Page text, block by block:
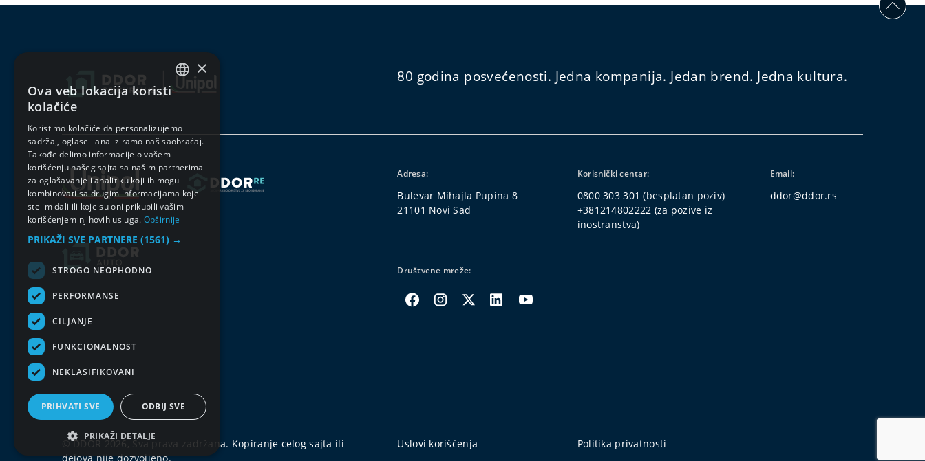
80 godina posvećenosti. Jedna kompanija. Jedan brend. Jedna kultura.
Adresa:
Bulevar Mihajla Pupina 8
21101 Novi Sad
Korisnički centar:
0800 303 301 (besplatan poziv)
+381214802222 (za pozive iz
inostranstva)
Email:
ddor@ddor.rs
Društvene mreže:
© DDOR 2026, Sva prava zadržana. Kopiranje celog sajta ili
delova nije dozvoljeno.
Uslovi korišćenja Politika privatnosti
SERBIAN
×
Ova veb lokacija koristi
kolačiće
Koristimo kolačiće da personalizujemo
sadržaj, oglase i analiziramo naš saobraćaj.
Takođe delimo informacije o vašem
korišćenju našeg sajta sa našim partnerima
za oglašavanje i analitiku koji ih mogu
kombinovati sa drugim informacijama koje
ste im dali ili koje su oni prikupili vašim
korišćenjem njihovih usluga. Opširnije
PRIKAŽI SVE PARTNERE (1561) →
STROGO NEOPHODNO
PERFORMANSE
CILJANJE
FUNKCIONALNOST
NEKLASIFIKOVANI
PRIHVATI SVE ODBIJ SVE
PRIKAŽI DETALJE